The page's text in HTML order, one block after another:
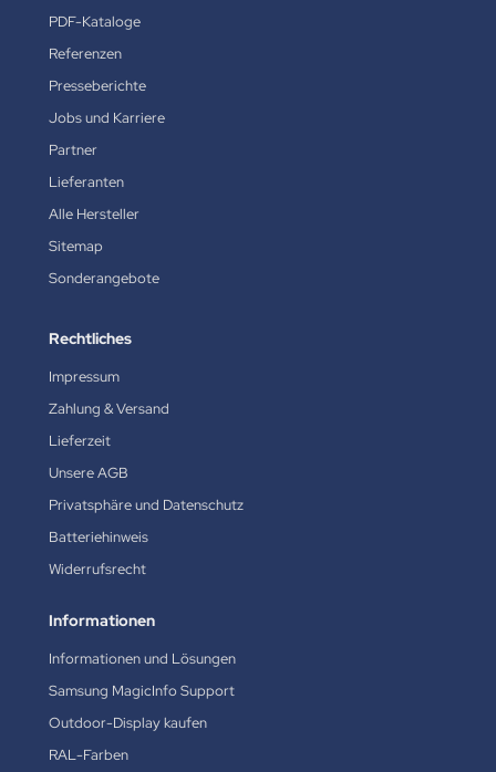
PDF-Kataloge
Referenzen
Presseberichte
Jobs und Karriere
Partner
Lieferanten
Alle Hersteller
Sitemap
Sonderangebote
Rechtliches
Impressum
Zahlung & Versand
Lieferzeit
Unsere AGB
Privatsphäre und Datenschutz
Batteriehinweis
Widerrufsrecht
Informationen
Informationen und Lösungen
Samsung MagicInfo Support
Outdoor-Display kaufen
RAL-Farben